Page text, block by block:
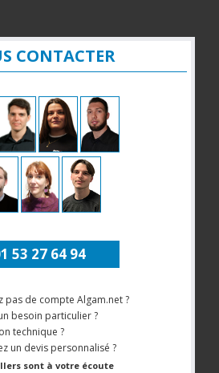
CONTACTER
53 27 64 94
pas de compte Algam.net ?
besoin particulier ?
technique ?
un devis personnalisé ?
sont à votre écoute